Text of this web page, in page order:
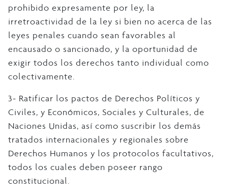
prohibido expresamente por ley, la
irretroactividad de la ley si bien no acerca de las
leyes penales cuando sean favorables al
encausado o sancionado, y la oportunidad de
exigir todos los derechos tanto individual como
colectivamente.
3- Ratificar los pactos de Derechos Políticos y
Civiles, y Económicos, Sociales y Culturales, de
Naciones Unidas, así como suscribir los demás
tratados internacionales y regionales sobre
Derechos Humanos y los protocolos facultativos,
todos los cuales deben poseer rango
constitucional.